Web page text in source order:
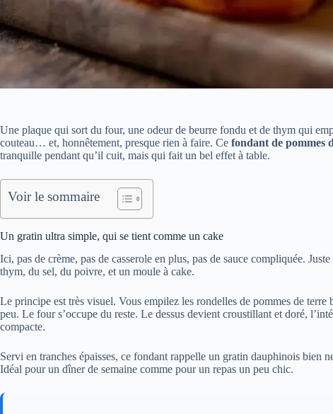
Une plaque qui sort du four, une odeur de beurre fondu et de thym qui
couteau… et, honnêtement, presque rien à faire. Ce fondant de pommes
tranquille pendant qu’il cuit, mais qui fait un bel effet à table.
Voir le sommaire
Un gratin ultra simple, qui se tient comme un cake
Ici, pas de crème, pas de casserole en plus, pas de sauce compliquée. Juste
thym, du sel, du poivre, et un moule à cake.
Le principe est très visuel. Vous empilez les rondelles de pommes de terre
peu. Le four s’occupe du reste. Le dessus devient croustillant et doré,
compacte.
Servi en tranches épaisses, ce fondant rappelle un gratin dauphinois bien
Idéal pour un dîner de semaine comme pour un repas un peu chic.